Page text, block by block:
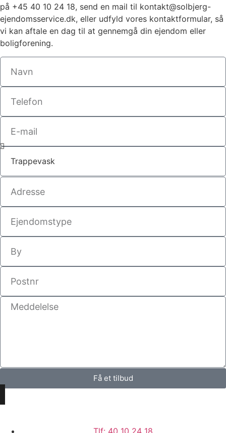
på +45 40 10 24 18, send en mail til kontakt@solbjerg-
ejendomsservice.dk, eller udfyld vores kontaktformular, så
vi kan aftale en dag til at gennemgå din ejendom eller
boligforening.
Få et tilbud
Tlf: 40 10 24 18